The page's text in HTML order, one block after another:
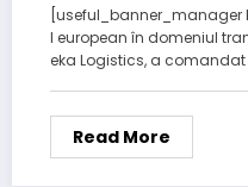
[useful_banner_manager
l european în domeniul
eka Logistics, a comandat
Read More